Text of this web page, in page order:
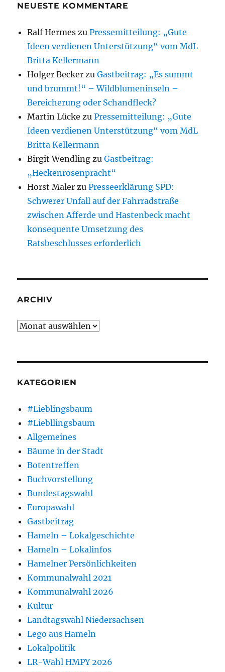
NEUESTE KOMMENTARE
Ralf Hermes zuPressemitteilung: „Gute
Ideen verdienen Unterstützung“ vom MdL
Britta Kellermann
Holger Becker zuGastbeitrag: „Es summt
und brummt!“ – Wildblumeninseln –
Bereicherung oder Schandfleck?
Martin Lücke zuPressemitteilung: „Gute
Ideen verdienen Unterstützung“ vom MdL
Britta Kellermann
Birgit Wendling zuGastbeitrag:
„Heckenrosenpracht“
Horst Maler zuPresseerklärung SPD:
Schwerer Unfall auf der Fahrradstraße
zwischen Afferde und Hastenbeck macht
konsequente Umsetzung des
Ratsbeschlusses erforderlich
ARCHIV
Archiv
KATEGORIEN
#Lieblingsbaum
#Liebllingsbaum
Allgemeines
Bäume in der Stadt
Botentreffen
Buchvorstellung
Bundestagswahl
Europawahl
Gastbeitrag
Hameln – Lokalgeschichte
Hameln – Lokalinfos
Hamelner Persönlichkeiten
Kommunalwahl 2021
Kommunalwahl 2026
Kultur
Landtagswahl Niedersachsen
Lego aus Hameln
Lokalpolitik
LR-Wahl HMPY 2026